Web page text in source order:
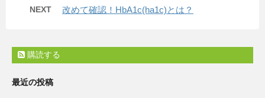
NEXT 改めて確認！HbA1c(ha1c)とは？
購読する
最近の投稿